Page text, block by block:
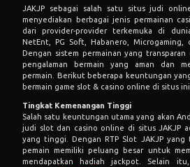
JAKJP sebagai salah satu situs judi
menyediakan berbagai jenis permainan
dari provider-provider terkemuka di
NetEnt, PG Soft, Habanero, Microgaming,
Dengan sistem permainan yang transparan
pengalaman bermain yang aman dan
permain. Berikut beberapa keuntungan
bermain game slot & casino online di situs
Tingkat Kemenangan Tinggi
Salah satu keuntungan utama yang akan
judi slot dan casino online di situs JAKJP
yang tinggi. Dengan RTP Slot JAKJP yang
pemain memiliki peluang besar untuk
mendapatkan hadiah jackpot. Selain